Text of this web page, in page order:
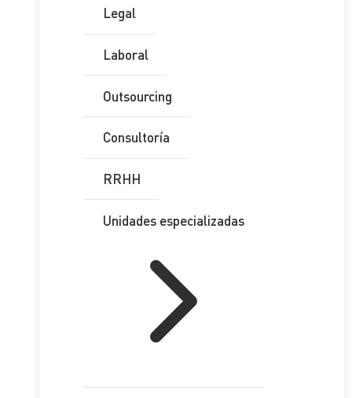
Legal
Laboral
Outsourcing
Consultoría
RRHH
Unidades especializadas